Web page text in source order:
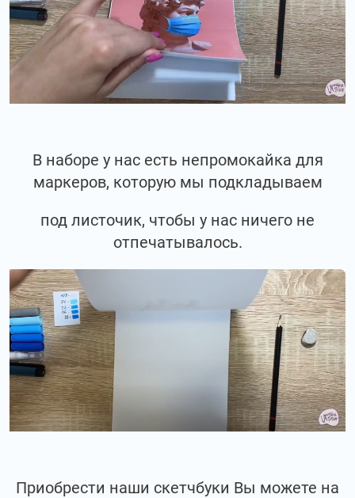
В наборе у нас есть непромокайка для
маркеров, которую мы подкладываем
под листочик, чтобы у нас ничего не
отпечатывалось.
Приобрести наши скетчбуки Вы можете на